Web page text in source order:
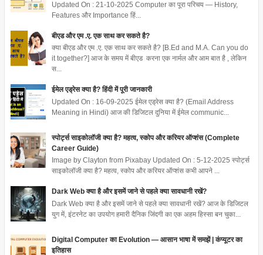
Updated On : 21-10-2025 Computer का पूरा परिचय — History,
Features और Importance हिं...
बीएड और एम .ए. एक साथ कर सकते है?
क्या बीएड और एम .ए. एक साथ कर सकते है? [B.Ed and M.A. Can you do
it together?] आज के समय में बीएड करना एक नार्मल और आम बात है , लेकिन
स...
ईमेल एड्रेस क्या है? हिंदी में पूरी जानकारी
Updated On : 16-09-2025 ईमेल एड्रेस क्या है? (Email Address
Meaning in Hindi) आज की डिजिटल दुनिया में ईमेल communic...
स्पोर्ट्स साइकोलॉजी क्या है? महत्व, स्कोप और करियर ऑप्शंस (Complete
Career Guide)
Image by Clayton from Pixabay Updated On : 5-12-2025 स्पोर्ट्स
साइकोलॉजी क्या है? महत्व, स्कोप और करियर ऑप्शंस कभी आपने ...
Dark Web क्या है और इसमें जाने से पहले क्या सावधानी रखें?
Dark Web क्या है और इसमें जाने से पहले क्या सावधानी रखें? आज के डिजिटल
युग में, इंटरनेट का उपयोग हमारी दैनिक जिंदगी का एक अहम हिस्सा बन चुका...
Digital Computer का Evolution — आसान भाषा में समझें | कंप्यूटर का
इतिहास